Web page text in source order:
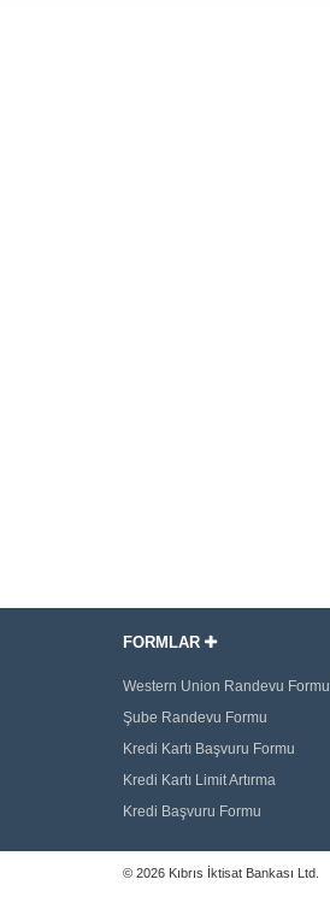
FORMLAR
Western Union Randevu Formu
Şube Randevu Formu
Kredi Kartı Başvuru Formu
Kredi Kartı Limit Artırma
Kredi Başvuru Formu
© 2026 Kıbrıs İktisat Bankası Ltd.